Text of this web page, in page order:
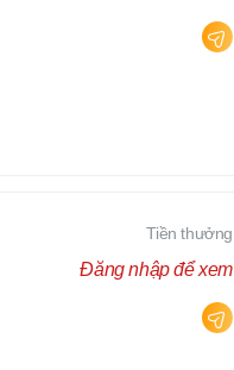
Tiền thưởng
Đăng nhập để xem